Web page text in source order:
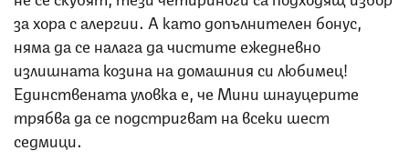
за хора с алергии. А като допълнителен бонус,
няма да се налага да чистите ежедневно
излишната козина на домашния си любимец!
Единствената уловка е, че Мини шнауцерите
трябва да се подстригват на всеки шест
седмици.